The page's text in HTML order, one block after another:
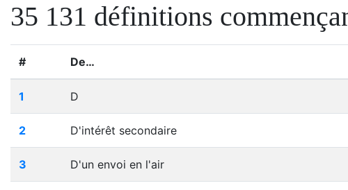
35 131 définitions
# De…
1 D
2 D'intérêt secondaire
3 D'un envoi en l'air